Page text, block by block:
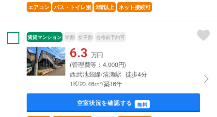
エアコン バス・トイレ別 2階以上 ネット接続可
賃貸マンション 学割 女子割 合格前予約可
6.3 万円
(管理費等：4,000円)
西武池袋線/清瀬駅 徒歩4分
1K/20.46m²/築16年
空室状況を確認する 無料